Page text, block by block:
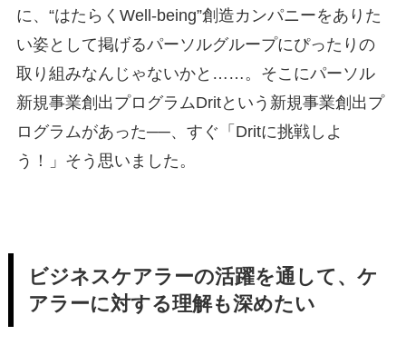
に、“はたらくWell-being”創造カンパニーをありた
い姿として掲げるパーソルグループにぴったりの
取り組みなんじゃないかと……。そこにパーソル
新規事業創出プログラムDritという新規事業創出プ
ログラムがあった──、すぐ「Dritに挑戦しよ
う！」そう思いました。
ビジネスケアラーの活躍を通して、ケ
アラーに対する理解も深めたい